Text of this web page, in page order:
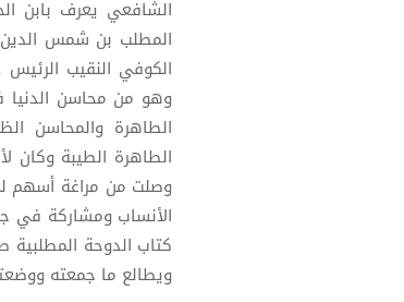
الشافعي يعرف بابن
المطلب بن شمس الدين
الكوفي النقيب
وهو من محاسن الدنيا
الطاهرة والمحاسن
الطاهرة الطيبة وكان
وصلت من مراغة أسهم
الأنساب ومشاركة في
كتاب الدوحة المطلبية
ويطالع ما جمعته